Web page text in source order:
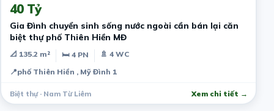
40 Tỷ
Gia Đình chuyển sinh sống nước ngoài cần bán lại căn
biệt thự phố Thiên Hiền MĐ
📐 135.2 m² 🛏 4 PN
🚿 4 WC
📍phố Thiên Hiền , Mỹ Đình 1
Biệt thự · Nam Từ Liêm Xem chi tiết →